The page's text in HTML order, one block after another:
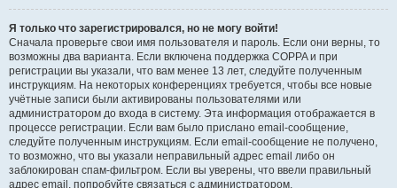
Я только что зарегистрировался, но не могу войти!
Сначала проверьте свои имя пользователя и пароль. Если они верны, то
возможны два варианта. Если включена поддержка COPPA и при
регистрации вы указали, что вам менее 13 лет, следуйте полученным
инструкциям. На некоторых конференциях требуется, чтобы все новые
учётные записи были активированы пользователями или
администратором до входа в систему. Эта информация отображается в
процессе регистрации. Если вам было прислано email-сообщение,
следуйте полученным инструкциям. Если email-сообщение не получено,
то возможно, что вы указали неправильный адрес email либо он
заблокирован спам-фильтром. Если вы уверены, что ввели правильный
адрес email, попробуйте связаться с администратором.